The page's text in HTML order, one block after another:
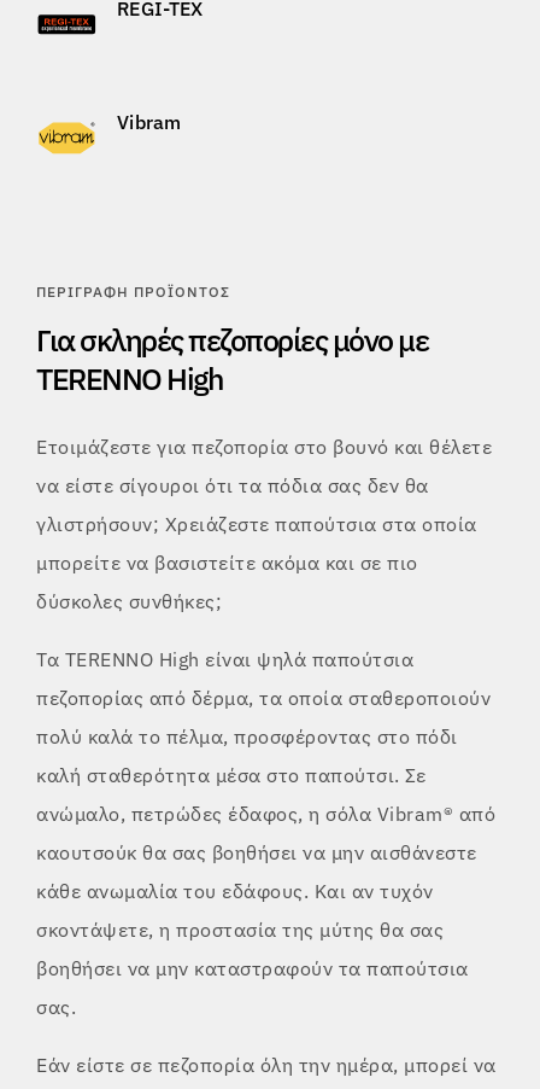
REGI-TEX
Vibram
ΠΕΡΙΓΡΑΦΉ ΠΡΟΪΌΝΤΟΣ
Για σκληρές πεζοπορίες μόνο με
TERENNO High
Ετοιμάζεστε για πεζοπορία στο βουνό και θέλετε
να είστε σίγουροι ότι τα πόδια σας δεν θα
γλιστρήσουν; Χρειάζεστε παπούτσια στα οποία
μπορείτε να βασιστείτε ακόμα και σε πιο
δύσκολες συνθήκες;
Τα TERENNO High είναι ψηλά παπούτσια
πεζοπορίας από δέρμα, τα οποία σταθεροποιούν
πολύ καλά το πέλμα, προσφέροντας στο πόδι
καλή σταθερότητα μέσα στο παπούτσι. Σε
ανώμαλο, πετρώδες έδαφος, η σόλα Vibram® από
καουτσούκ θα σας βοηθήσει να μην αισθάνεστε
κάθε ανωμαλία του εδάφους. Και αν τυχόν
σκοντάψετε, η προστασία της μύτης θα σας
βοηθήσει να μην καταστραφούν τα παπούτσια
σας.
Εάν είστε σε πεζοπορία όλη την ημέρα, μπορεί να